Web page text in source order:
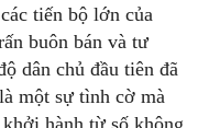
tiến bộ lớn của
buôn bán và tư
dân chủ đầu tiên đã
một sự tình cờ mà
hành từ số không